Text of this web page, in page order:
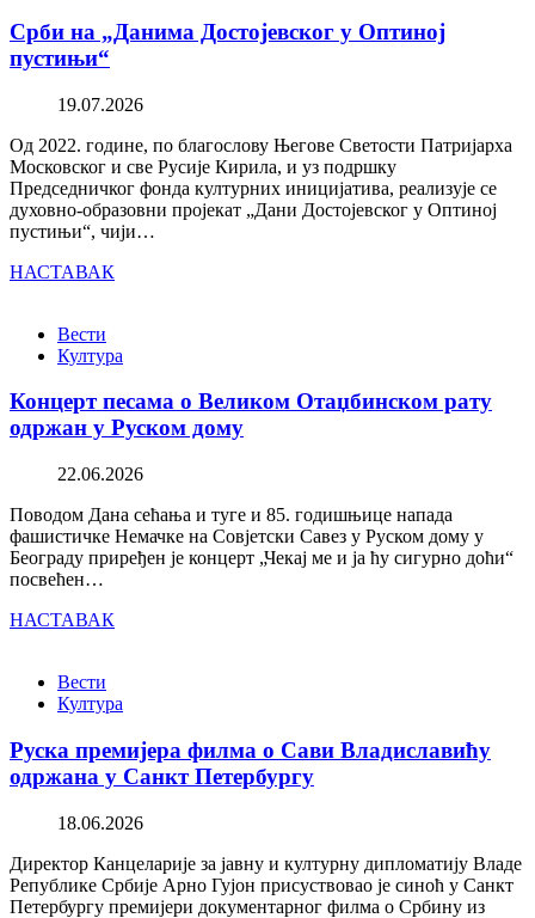
Срби на „Данима Достојевског у Оптиној
пустињи“
19.07.2026
Од 2022. године, по благослову Његове Светости Патријарха
Московског и све Русије Кирила, и уз подршку
Председничког фонда културних иницијатива, реализује се
духовно-образовни пројекат „Дани Достојевског у Оптиној
пустињи“, чији…
НАСТАВАК
Вести
Култура
Концерт песама о Великом Отаџбинском рату
одржан у Руском дому
22.06.2026
Поводом Дана сећања и туге и 85. годишњице напада
фашистичке Немачке на Совјетски Савез у Руском дому у
Београду приређен је концерт „Чекај ме и ја ћу сигурно доћи“
посвећен…
НАСТАВАК
Вести
Култура
Руска премијера филма о Сави Владиславићу
одржана у Санкт Петербургу
18.06.2026
Директор Канцеларије за јавну и културну дипломатију Владе
Републике Србије Арно Гујон присуствовао је синоћ у Санкт
Петербургу премијери документарног филма о Србину из